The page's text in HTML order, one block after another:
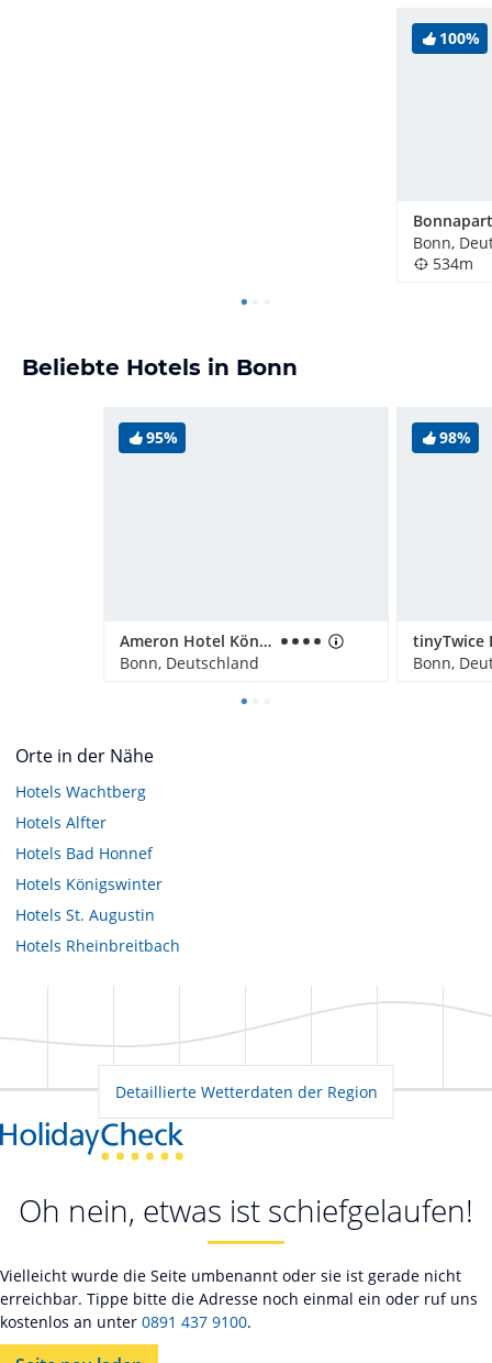
100%
Bonn,
534m
Beliebte Hotels in Bonn
95%
Ameron Hotel Königshof
Bonn, Deutschland
98%
Bonn,
Orte in der Nähe
Hotels Wachtberg
Hotels Alfter
Hotels Bad Honnef
Hotels Königswinter
Hotels St. Augustin
Hotels Rheinbreitbach
Detaillierte Wetterdaten der Region
Oh nein, etwas ist schiefgelaufen!
Vielleicht wurde die Seite umbenannt oder sie ist gerade nicht
erreichbar. Tippe bitte die Adresse noch einmal ein oder ruf uns
kostenlos an unter 0891 437 9100.